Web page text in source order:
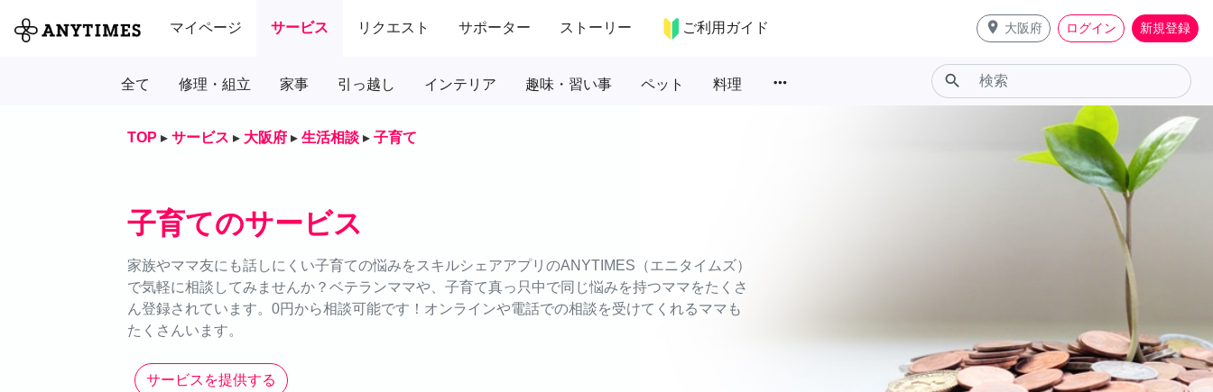
マイページ サービス リクエスト サポーター ストーリー ご利用ガイド place 大阪府 ログイン 新規登録
全て 修理・組立 家事 引っ越し インテリア 趣味・習い事 ペット 料理 more_horiz search
TOP ▸ サービス ▸ 大阪府 ▸ 生活相談 ▸ 子育て
子育てのサービス
家族やママ友にも話しにくい子育ての悩みをスキルシェアアプリのANYTIMES（エニタイムズ）
で気軽に相談してみませんか？ベテランママや、子育て真っ只中で同じ悩みを持つママをたくさ
ん登録されています。0円から相談可能です！オンラインや電話での相談を受けてくれるママも
たくさんいます。
サービスを提供する